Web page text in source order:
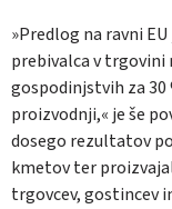
»Predlog na ravni
prebivalca v
gospodinjstvih za 30
proizvodnji,« je še
dosego rezultatov
kmetov ter
trgovcev, gostincev